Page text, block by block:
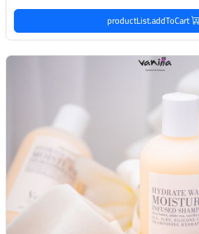
productList.addToCart